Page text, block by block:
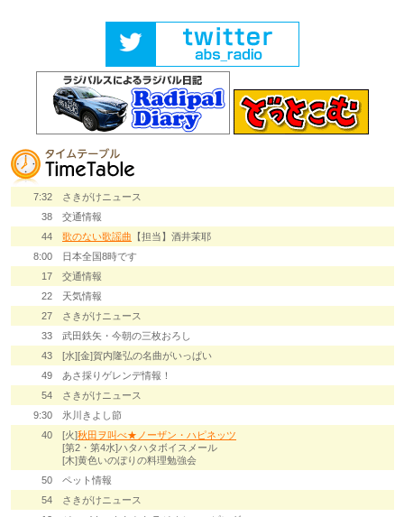
7:32
さきがけニュース
38
交通情報
44
歌のない歌謡曲 【担当】酒井茉耶
8:00
日本全国8時です
17
交通情報
22
天気情報
27
さきがけニュース
33
武田鉄矢・今朝の三枚おろし
43
[水][金]賀内隆弘の名曲がいっぱい
49
あさ採りゲレンデ情報！
54
さきがけニュース
9:30
氷川きよし節
40
[火]秋田ヲ叫べ★ノーザン・ハピネッツ
[第2・第4水]ハタハタボイスメール
[木]黄色いのぼりの料理勉強会
50
ペット情報
54
さきがけニュース